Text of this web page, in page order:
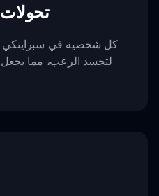
كل شخصية في سبراينكي
لتجسد الرعب، مما يجعل